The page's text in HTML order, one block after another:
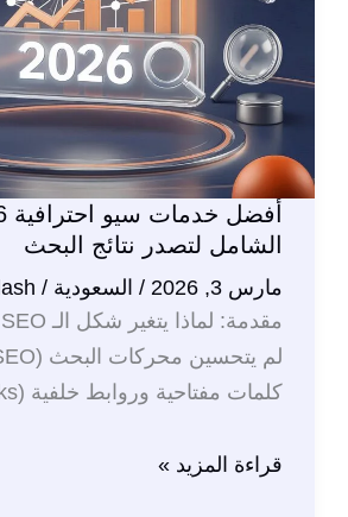
دليلك
الشامل
للتفوق
على
المنافسين
الشامل لتصدر نتائج البحث
مارس 3, 2026 / السعودية /
كلمات مفتاحية وروابط خلفية (Backlinks) كما
أفضل
قراءة المزيد »